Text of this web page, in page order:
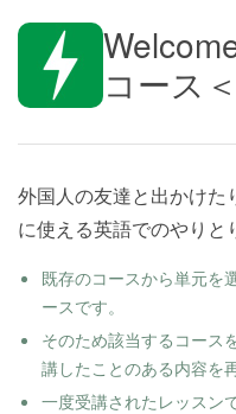
コース
外国人の友達と出かけた
に使える英語でのやりと
既存のコースから単元を
ースです。
そのため該当するコース
講したことのある内容を
一度受講されたレッスン